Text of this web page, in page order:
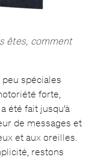
êtes, comment
spéciales
forte,
été fait jusqu’à
de messages et
et aux oreilles.
restons